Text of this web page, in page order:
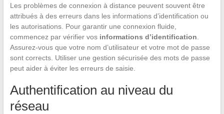
Les problèmes de connexion à distance peuvent souvent être
attribués à des erreurs dans les informations d’identification ou
les autorisations. Pour garantir une connexion fluide,
commencez par vérifier vos informations d’identification
Assurez-vous que votre nom d’utilisateur et votre mot de passe
sont corrects. Utiliser une gestion sécurisée des mots de passe
peut aider à éviter les erreurs de saisie.
Authentification au niveau du
réseau